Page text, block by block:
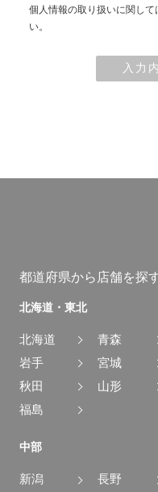
個人情報の取り扱いに関して
い。
入力
都道府県から店舗を探
北海道・東北
北海道
青森
岩手
宮城
秋田
山形
福島
中部
新潟
長野